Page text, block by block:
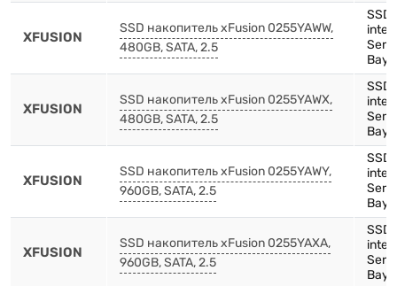
XFUSION
SSD накопитель xFusion 0255YAWW,
480GB, SATA, 2.5
Bay)
XFUSION
SSD накопитель xFusion 0255YAWX,
480GB, SATA, 2.5
Bay)
XFUSION
SSD накопитель xFusion 0255YAWY,
960GB, SATA, 2.5
Bay)
XFUSION
SSD накопитель xFusion 0255YAXA,
960GB, SATA, 2.5
Bay)